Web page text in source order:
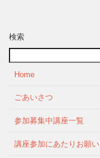
検索
Home
ごあいさつ
参加募集中講座一覧
講座参加にあたりお願い